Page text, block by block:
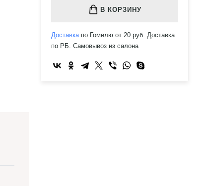
В КОРЗИНУ
Доставкапо Гомелю от 20 руб. Доставка
по РБ. Самовывоз из салона